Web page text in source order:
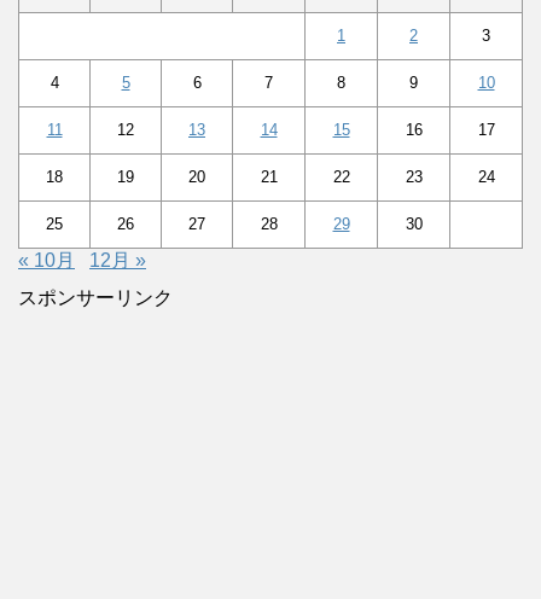
1 2 3
4 5 6 7 8 9 10
11 12 13 14 15 16 17
18 19 20 21 22 23 24
25 26 27 28 29 30
« 10月
12月 »
スポンサーリンク